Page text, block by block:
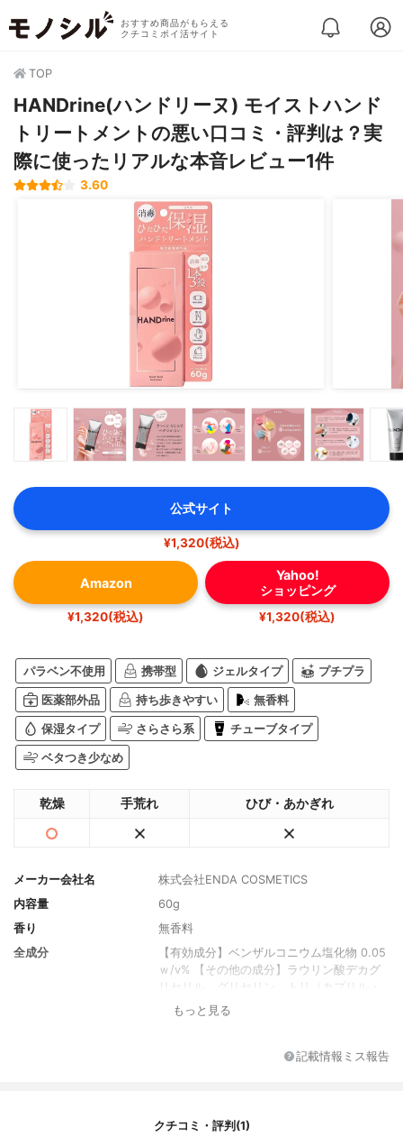
おすすめ商品がもらえる
クチコミポイ活サイト
TOP
HANDrine(ハンドリーヌ) モイストハンド
トリートメントの悪い口コミ・評判は？実
際に使ったリアルな本音レビュー1件
3.60
公式サイト
¥1,320(税込)
Amazon
¥1,320(税込)
Yahoo!
ショッピング
¥1,320(税込)
パラベン不使用 携帯型 ジェルタイプ プチプラ
医薬部外品 持ち歩きやすい 無香料
保湿タイプ さらさら系 チューブタイプ
ベタつき少なめ
乾燥 手荒れ ひび・あかぎれ
メーカー会社名
株式会社ENDA COSMETICS
内容量
60g
香り
無香料
全成分
【有効成分】ベンザルコニウム塩化物 0.05
ｗ/v% 【その他の成分】ラウリン酸デカグ
リセリル、グリセリン、トリ（カプリル・
カプリン酸）グリセリル、流動パラフィ
二水塩、１，３－ブチレングリコール、ヒ
もっと見る
記載情報ミス報告
クチコミ・評判(1)